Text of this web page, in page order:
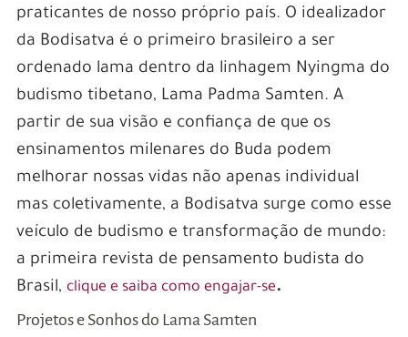
praticantes de nosso próprio país. O idealizador
da Bodisatva é o primeiro brasileiro a ser
ordenado lama dentro da linhagem Nyingma do
budismo tibetano, Lama Padma Samten. A
partir de sua visão e confiança de que os
ensinamentos milenares do Buda podem
melhorar nossas vidas não apenas individual
mas coletivamente, a Bodisatva surge como esse
veículo de budismo e transformação de mundo:
a primeira revista de pensamento budista do
Brasil, clique e saiba como engajar-se.
Projetos e Sonhos do Lama Samten